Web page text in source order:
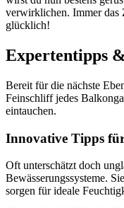
verwirklichen. Immer das
glücklich!
Expertentipps
Bereit für die nächste
Feinschliff jedes
eintauchen.
Innovative Tipps
Oft unterschätzt doch
Bewässerungssysteme.
sorgen für ideale